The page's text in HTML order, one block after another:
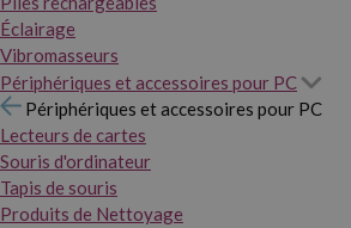
Éclairage
Vibromasseurs
Périphériques et accessoires pour PC
Périphériques et accessoires pour PC
Lecteurs de cartes
Souris d'ordinateur
Tapis de souris
Produits de Nettoyage